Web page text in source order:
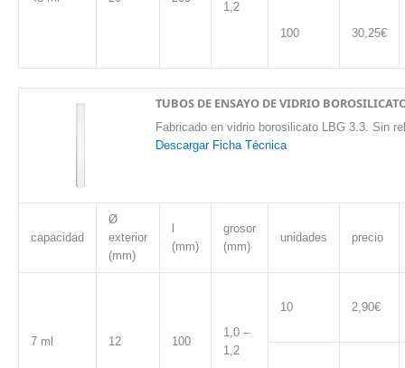
1,2
100 30,25€
TUBOS DE ENSAYO DE VIDRIO
Fabricado en vidrio borosilicato LBG 3.3. Sin
Descargar Ficha Técnica
capacidad
Ø
exterior
(mm)
(mm)
grosor
(mm)
unidades precio
7 ml 12 100
1,0 –
1,2
10 2,90€